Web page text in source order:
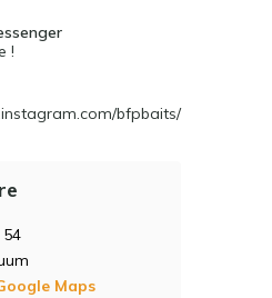
!
bfpbaits/
Maps